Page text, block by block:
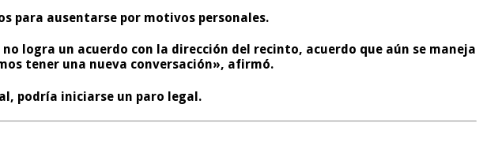
para ausentarse por motivos personales.
logra un acuerdo con la dirección del recinto, acuerdo que aún se maneja
tener una nueva conversación», afirmó.
podría iniciarse un paro legal.